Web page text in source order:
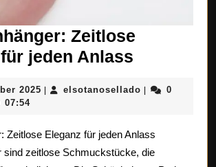
Zeitlose
jeden Anlass
Eleganz
jeden
Anlass
2025 25
| elsotanosellado |
0
07:54
Zeitlose Eleganz für jeden Anlass
sind zeitlose Schmuckstücke, die